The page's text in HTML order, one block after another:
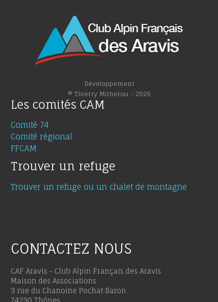
Développement
© Thierry Milherou - 2026
Les comités CAM
Comité 74
Comité régional
FFCAM
Trouver un refuge
Trouver un refuge ou un chalet de montagne
CONTACTEZ NOUS
CAF Aravis - Club Alpin Français des Aravis
Maison des Associations
3 rue du Chanoine Pochat Baron
74230 Thônes